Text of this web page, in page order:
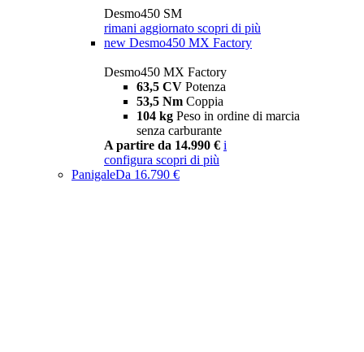
Desmo450 SM
rimani aggiornato scopri di più
new Desmo450 MX Factory
Desmo450 MX Factory
63,5 CV Potenza
53,5 Nm Coppia
104 kg Peso in ordine di marcia
senza carburante
A partire da 14.990 € i
configura scopri di più
PanigaleDa 16.790 €